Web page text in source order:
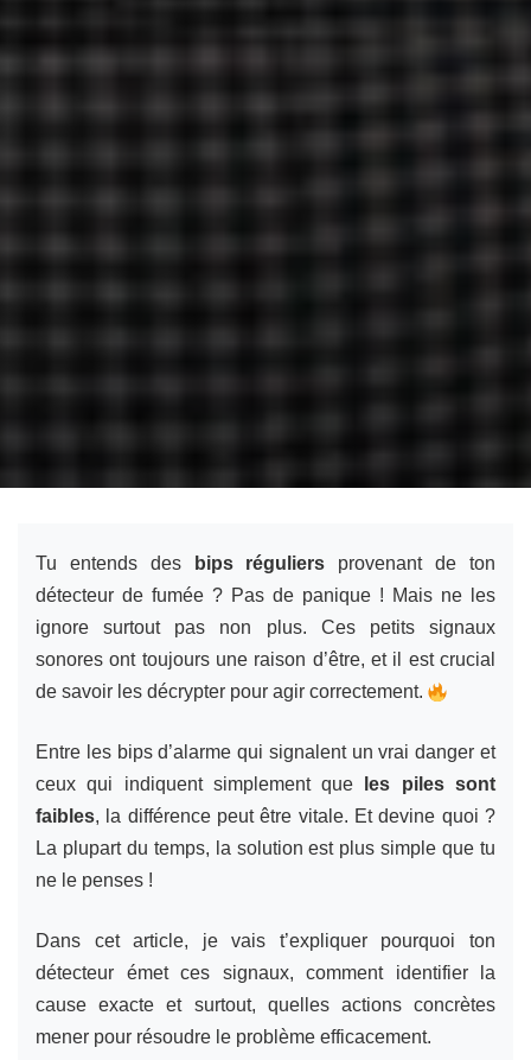
Tu entends des bips réguliers provenant de ton
détecteur de fumée ? Pas de panique ! Mais ne les
ignore surtout pas non plus. Ces petits signaux
sonores ont toujours une raison d’être, et il est crucial
de savoir les décrypter pour agir correctement.
Entre les bips d’alarme qui signalent un vrai danger et
ceux qui indiquent simplement que
les piles sont
faibles, la différence peut être vitale. Et devine quoi ?
La plupart du temps, la solution est plus simple que tu
ne le penses !
Dans cet article, je vais t’expliquer pourquoi ton
détecteur émet ces signaux, comment identifier la
cause exacte et surtout, quelles actions concrètes
mener pour résoudre le problème efficacement.